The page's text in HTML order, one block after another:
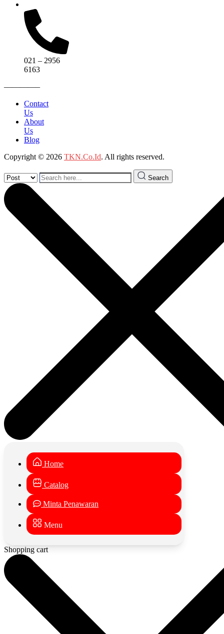
021 – 2956
6163
————–
Contact
Us
About
Us
Blog
Copyright © 2026 TKN.Co.Id. All rights reserved.
Search
Home
Catalog
Minta Penawaran
Menu
Shopping cart